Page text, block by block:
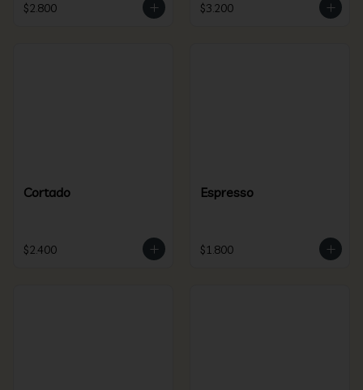
$2.800 $3.200
Cortado
$2.400
Espresso
$1.800